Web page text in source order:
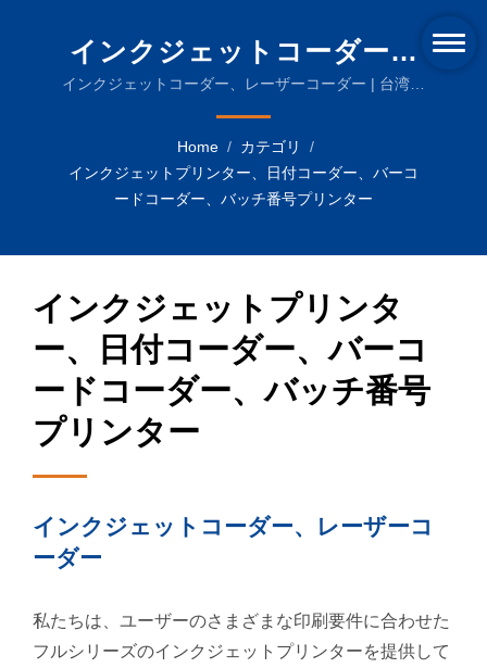
インクジェットコーダー、
レーザーコーダー | 環境に
優しいシュリンク包装フィ
ルムと先進的な機械
インクジェットコーダー、レーザーコーダー | 台湾の
Home / カテゴリ
/
インクジェットプリンター、日付コーダー、バーコ
ードコーダー、バッチ番号プリンター
インクジェットプリンタ
ー、日付コーダー、バーコ
ードコーダー、バッチ番号
プリンター
インクジェットコーダー、レーザーコ
ーダー
私たちは、ユーザーのさまざまな印刷要件に合わせた
フルシリーズのインクジェットプリンターを提供して